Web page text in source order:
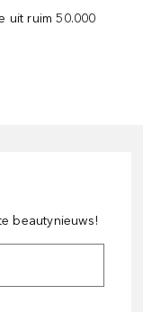
uit ruim 50.000
beautynieuws!